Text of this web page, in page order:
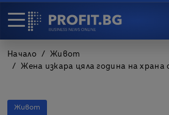
Начало
Живот
Жена изкара цяла година на
Живот